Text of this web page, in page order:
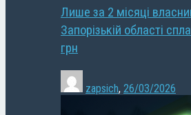
Лише за 2 місяці
Запорізькій області
грн
zapsich, 26/03/2026